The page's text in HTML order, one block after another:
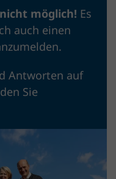
möglich! Es
auch einen
Antworten auf
Sie